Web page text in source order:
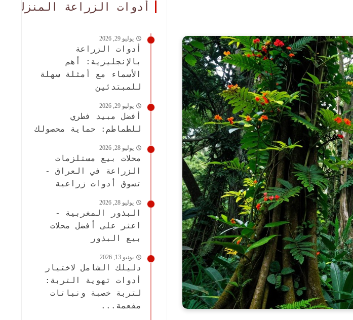
أدوات الزراعة المنزلية
يوليو 29, 2026
أدوات الزراعة
بالإنجليزية: أهم
الأسماء مع أمثلة سهلة
للمبتدئين
يوليو 29, 2026
أفضل مبيد فطري
للطماطم: حماية محصولك
يوليو 28, 2026
محلات بيع مستلزمات
الزراعة في العراق -
تسوق أدوات زراعية
يوليو 28, 2026
البذور المغربية -
اعثر على أفضل محلات
بيع البذور
يونيو 13, 2026
دليلك الشامل لاختيار
أدوات تهوية التربة:
لتربة خصبة ونباتات
مفعمة...